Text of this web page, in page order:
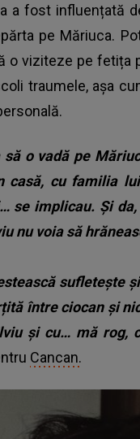
a fost influențată
pe Măriuca.
o viziteze pe fetița
traumele, așa
o vadă pe
casă, cu familia
se implicau. Și
nu voia să
sufletește
între ciocan și
și cu… mă rog,
Cancan.